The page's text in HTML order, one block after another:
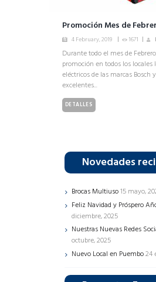
Promoción Mes de
4 February, 2019 1671
Durante todo el mes de
promoción en todos los locales
eléctricos de las marcas Bosch
excelentes...
DETALLES
Novedades
Brocas Multiuso15 mayo,
Feliz Navidad y Próspero
diciembre, 2025
Nuestras Nuevas Redes
octubre, 2025
Nuevo Local en Puembo24